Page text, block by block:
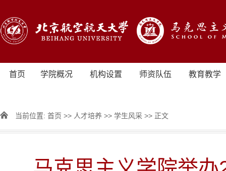
首页 学院概况 机构设置 师资队伍 教育教学
当前位置: 首页 >> 人才培养 >> 学生风采 >> 正文